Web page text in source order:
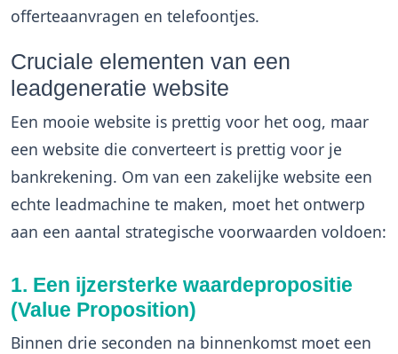
offerteaanvragen en telefoontjes.
Cruciale elementen van een
leadgeneratie website
Een mooie website is prettig voor het oog, maar
een website die converteert is prettig voor je
bankrekening. Om van een zakelijke website een
echte leadmachine te maken, moet het ontwerp
aan een aantal strategische voorwaarden voldoen:
1. Een ijzersterke waardepropositie
(Value Proposition)
Binnen drie seconden na binnenkomst moet een